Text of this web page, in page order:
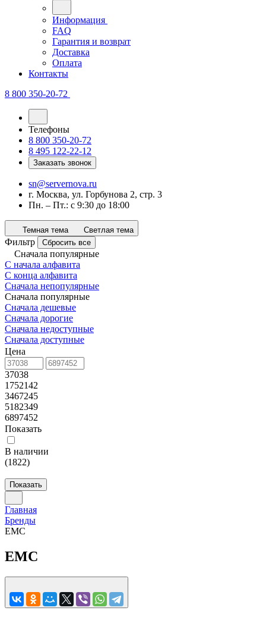
Информация
FAQ
Гарантия и возврат
Доставка
Оплата
Контакты
8 800 350-20-72
Телефоны
8 800 350-20-72
8 495 122-22-12
Заказать звонок
sn@servernova.ru
г. Москва, ул. Горбунова 2, стр. 3
Пн. – Пт.: с 9:30 до 18:00
Темная тема Светлая тема
Фильтр Сбросить все
Сначала популярные
С начала алфавита
С конца алфавита
Сначала непопулярные
Сначала популярные
Сначала дешевые
Сначала дорогие
Сначала недоступные
Сначала доступные
Цена
37038
1752142
3467245
5182349
6897452
Показать
В наличии
(1822)
Показать
Главная
Бренды
EMC
EMC